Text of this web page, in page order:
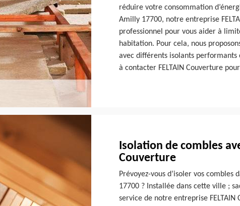
réduire votre consommation
Amilly 17700, notre entreprise
professionnel pour vous aider à
habitation. Pour cela, nous
avec différents isolants performants
à contacter FELTAIN Couverture
Isolation de combles
Couverture
Prévoyez-vous d’isoler vos
17700 ? Installée dans cette ville ;
service de notre entreprise